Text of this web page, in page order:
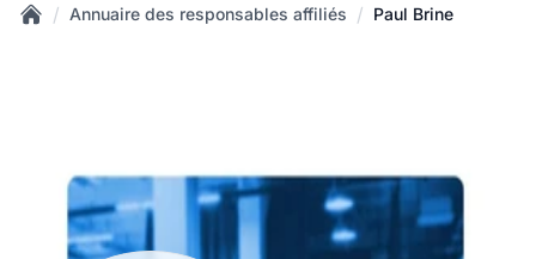
/ Annuaire des responsables affiliés / Paul Brine